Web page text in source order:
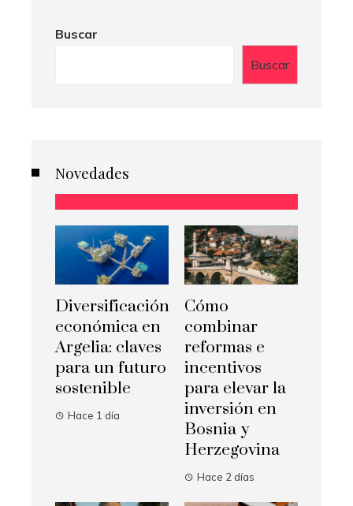
Buscar
Buscar
Novedades
Diversificación
económica en
Argelia: claves
para un futuro
sostenible
Hace 1 día
Cómo
combinar
reformas e
incentivos
para elevar la
inversión en
Bosnia y
Herzegovina
Hace 2 días